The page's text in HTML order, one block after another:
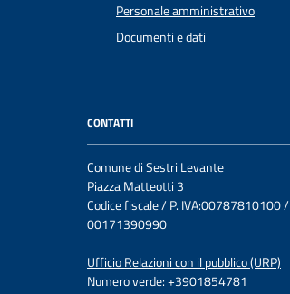
Personale amministrativo
Documenti e dati
CONTATTI
Comune di Sestri Levante
Piazza Matteotti 3
Codice fiscale / P. IVA:00787810100 /
00171390990
Ufficio Relazioni con il pubblico (URP)
Numero verde: +3901854781